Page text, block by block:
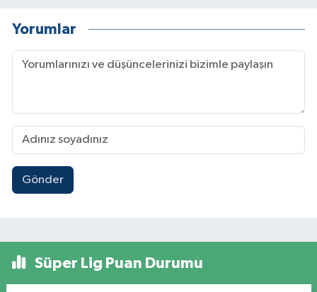
Yorumlar
Gönder
Süper Lig Puan Durumu